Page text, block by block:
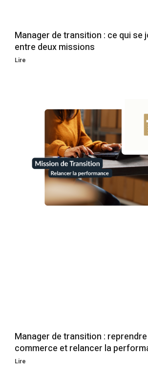
Manager de transition : ce qui se
entre deux missions
Lire
Manager de transition :
commerce et relancer la
Lire